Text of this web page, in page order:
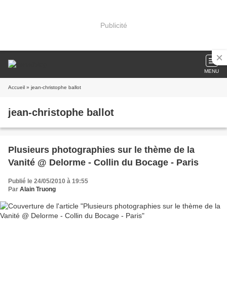
Publicité
MENU
Accueil » jean-christophe ballot
jean-christophe ballot
Plusieurs photographies sur le thème de la
Vanité @ Delorme - Collin du Bocage - Paris
Publié le 24/05/2010 à 19:55
Par Alain Truong